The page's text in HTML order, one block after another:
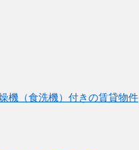
機（食洗機）付きの賃貸物件